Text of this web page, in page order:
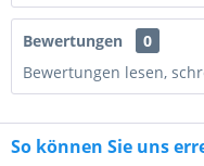
Bewertungen
0
Bewertungen lesen,
So können Sie uns